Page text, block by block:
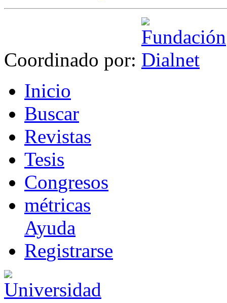
Coordinado por:
Inicio
Buscar
Revistas
Tesis
Congresos
métricas
Ayuda
Registrarse